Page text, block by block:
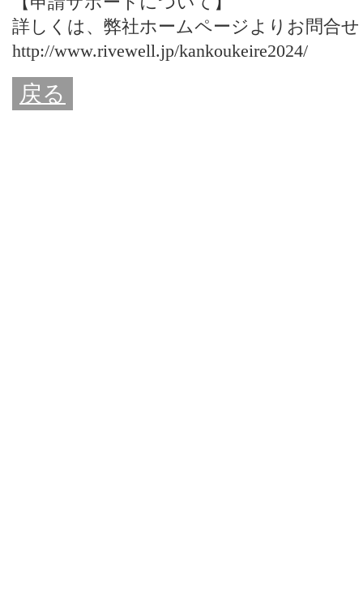
詳しくは、 弊社ホームページよりお問合
http://www.rivewell.jp/kankoukeire2024/
戻る